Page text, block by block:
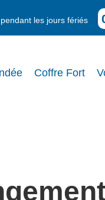
les jours fériés
Coffre Fort